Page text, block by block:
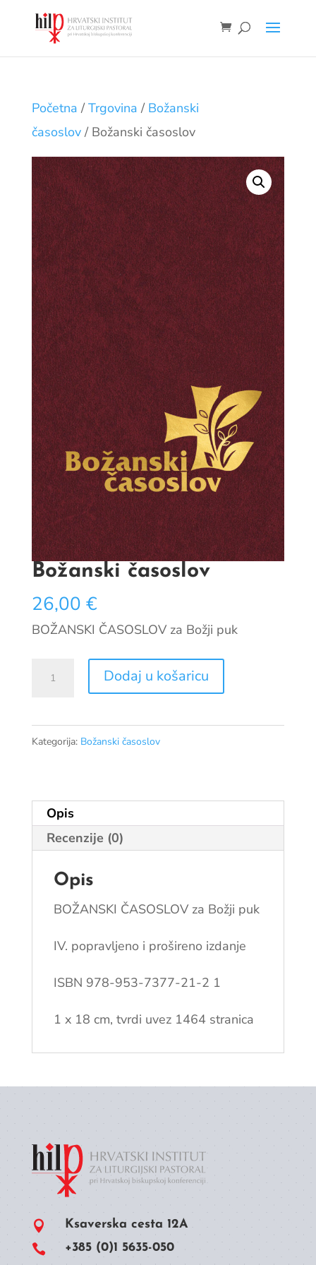
Početna /Trgovina / Božanski
časoslov/ Božanski časoslov
Božanski časoslov
26,00 €
BOŽANSKI ČASOSLOV za Božji puk
Božanski
Dodaj u košaricu
Kategorija: Božanski časoslov
Opis
Recenzije (0)
Opis
BOŽANSKI ČASOSLOV za Božji puk
IV. popravljeno i prošireno izdanje
ISBN 978-953-7377-21-2 1
1 x 18 cm, tvrdi uvez 1464 stranica
 Ksaverska cesta 12A
 +385 (0)1 5635-050